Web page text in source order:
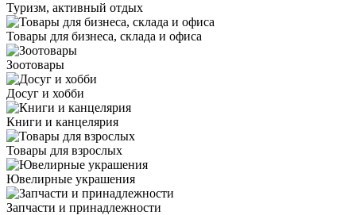
Туризм, активный отдых
Товары для бизнеса, склада и офиса
Зоотовары
Досуг и хобби
Книги и канцелярия
Товары для взрослых
Ювелирные украшения
Запчасти и принадлежности